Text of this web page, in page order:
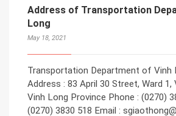
Address of Transportation
Long
May 18, 2021
Transportation Department of Vinh
Address : 83 April 30 Street, Ward 1,
Vinh Long Province Phone : (0270)
(0270) 3830 518 Email :